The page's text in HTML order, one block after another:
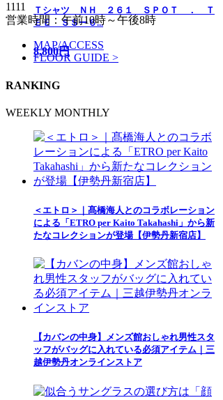
Ｔシャツ ＮＨ ２６１ ＳＰＯＴ ． Ｔ
ＥＥ ＳＳー６...
8,800円
1111
営業時間：午前10時～午後8時
MAP/ACCESS
FLOOR GUIDE >
RANKING
WEEKLY MONTHLY
＜エトロ＞｜髙橋海人とのコラボレーション
による「ETRO per Kaito Takahashi」から新
たなコレクションが登場【伊勢丹新宿店】
【カバンの中身】メンズ館おしゃれ男性スタ
ッフがバッグに入れている必須アイテム｜三
越伊勢丹オンラインストア